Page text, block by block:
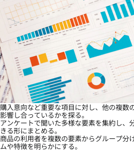
購入意向など重要な項目に対し、他の複数
影響し合っているかを探る。
アンケートで聞いた多様な要素を集約し、
きる形にまとめる。
商品の利用者を複数の要素からグループ分
ムや特徴を明らかにする。